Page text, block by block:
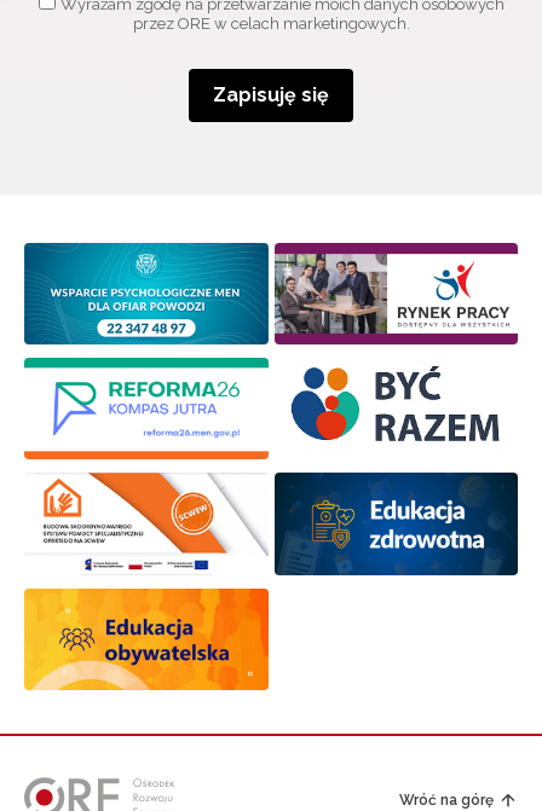
Wyrażam zgodę na przetwarzanie moich danych osobowych
przez ORE w celach marketingowych.
Zapisuję się
Wróć na górę
informacjami
o szkoleniach i programach.
Adres e-mail:
Wyrażam zgodę na przetwarzanie moich danych
osobowych przez ORE w celach marketingowych.
Zapisuję się